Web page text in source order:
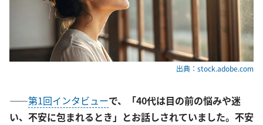
出典：stock.adobe.com
――第1回インタビューで、「40代は目の前の悩みや迷
い、不安に包まれるとき」とお話しされていました。不安